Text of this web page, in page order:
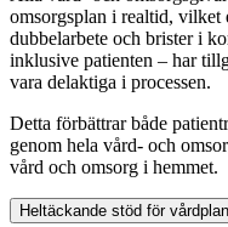
omsorgsplan i realtid, vilket
dubbelarbete och brister i
inklusive patienten – har
vara delaktiga i processen.
Detta förbättrar både
genom hela vård- och
vård och omsorg i hemmet.
Heltäckande stöd för